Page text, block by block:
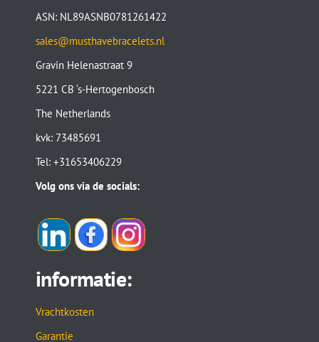
ASN: NL89ASNB0781261422
sales@musthavebracelets.nl
Gravin Helenastraat 9
5221 CB ‘s-Hertogenbosch
The Netherlands
kvk: 73485691
Tel: +31653406229
Volg ons via de socials:
informatie:
Vrachtkosten
Garantie